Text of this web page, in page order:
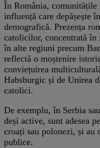
În România,
influență care depășește
demografică. Prezența
catolicilor, concentrată în
în alte regiuni precum
reflectă o moștenire
conviețuirea
Habsburgic și de Unirea
catolici.
De exemplu, în Serbia
deși active, sunt adesea
croați sau polonezi, și
publice.